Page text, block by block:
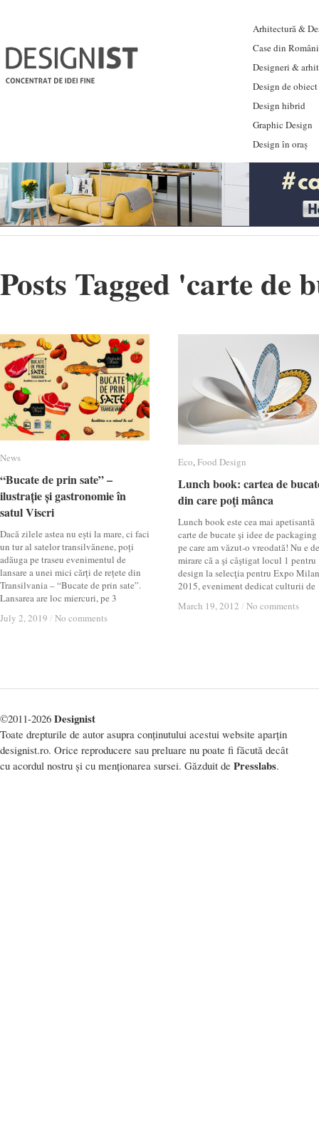
Arhitectură &
Case din
Designeri &
Design de obiect
Design hibrid
Graphic Design
Design în oraș
Posts Tagged 'carte de
News
“Bucate de prin sate” –
ilustrație și gastronomie în
satul Viscri
Dacă zilele astea nu ești la mare, ci faci
un tur al satelor transilvănene, poți
adăuga pe traseu evenimentul de
lansare a unei mici cărți de rețete din
Transilvania – “Bucate de prin sate”.
Lansarea are loc miercuri, pe 3
July 2, 2019 / No comments
News
“Bucate de prin sate” –
ilustrație și gastronomie în
satul Viscri
July 2, 2019 / No comments
Eco,Food Design
Lunch book: cartea de
din care poţi mânca
Lunch book este cea mai apetisantă
carte de bucate şi idee de packaging
pe care am văzut-o vreodată! Nu e de
mirare că a şi câştigat locul 1 pentru
design la selecţia pentru Expo Milan
2015, eveniment dedicat culturii de
March 19, 2012 / No comments
Eco Food Design
Lunch book: cartea de
din care poţi mânca
March 19, 2012 / No comments
©2011-2026 Designist
Toate drepturile de autor asupra conținutului acestui website aparțin
designist.ro. Orice reproducere sau preluare nu poate fi făcută decât
cu acordul nostru și cu menționarea sursei. Găzduit de Presslabs.